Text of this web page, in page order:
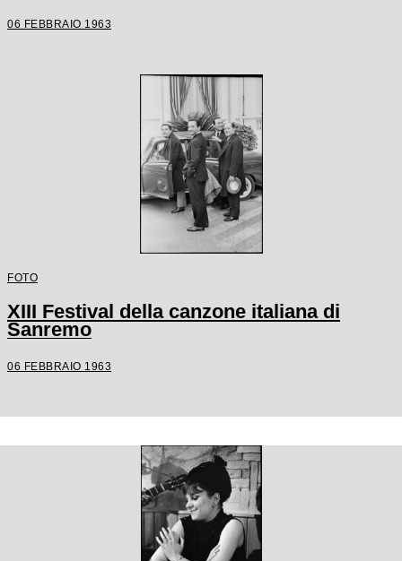
06 FEBBRAIO 1963
FOTO
XIII Festival della canzone italiana di
Sanremo
06 FEBBRAIO 1963